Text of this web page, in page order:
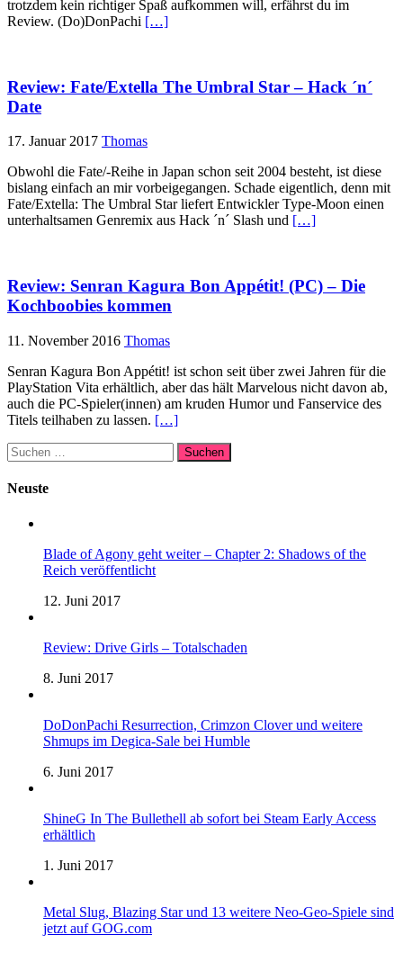
trotzdem kein richtiger Spaß aufkommen will, erfährst du im
Review. (Do)DonPachi […]
Review: Fate/Extella The Umbral Star – Hack ´n´
Date
17. Januar 2017 Thomas
Obwohl die Fate/-Reihe in Japan schon seit 2004 besteht, ist diese
bislang einfach an mir vorbeigegangen. Schade eigentlich, denn mit
Fate/Extella: The Umbral Star liefert Entwickler Type-Moon einen
unterhaltsamen Genremix aus Hack ´n´ Slash und […]
Review: Senran Kagura Bon Appétit! (PC) – Die
Kochboobies kommen
11. November 2016 Thomas
Senran Kagura Bon Appétit! ist schon seit über zwei Jahren für die
PlayStation Vita erhältlich, aber das hält Marvelous nicht davon ab,
auch die PC-Spieler(innen) am kruden Humor und Fanservice des
Titels teilhaben zu lassen. […]
Suchen
nach:
Neuste
Blade of Agony geht weiter – Chapter 2: Shadows of the
Reich veröffentlicht
12. Juni 2017
Review: Drive Girls – Totalschaden
8. Juni 2017
DoDonPachi Resurrection, Crimzon Clover und weitere
Shmups im Degica-Sale bei Humble
6. Juni 2017
ShineG In The Bullethell ab sofort bei Steam Early Access
erhältlich
1. Juni 2017
Metal Slug, Blazing Star und 13 weitere Neo-Geo-Spiele sind
jetzt auf GOG.com